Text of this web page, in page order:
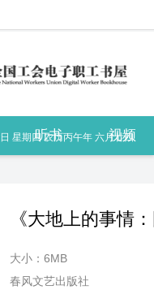
听书 视频
星期四 农历丙午年 六月廿四
《大地上的事情
大小：6MB
春风文艺出版社